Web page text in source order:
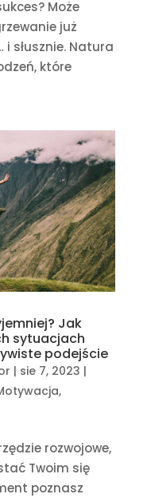
Może
już
słusznie. Natura
które
Jak
sytuacjach
podejście
| sie 7, 2023 |
,
rozwojowe,
Twoim się
poznasz